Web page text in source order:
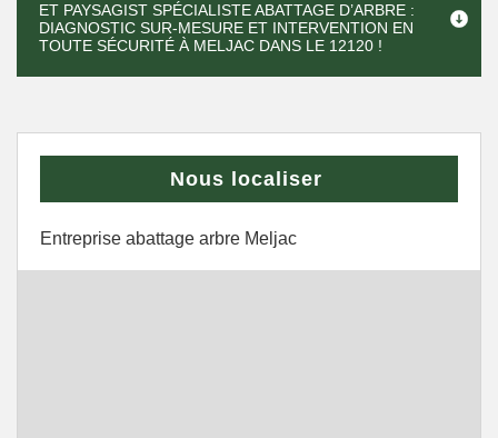
ET PAYSAGIST SPÉCIALISTE ABATTAGE D’ARBRE :
DIAGNOSTIC SUR-MESURE ET INTERVENTION EN
TOUTE SÉCURITÉ À MELJAC DANS LE 12120 !
Nous localiser
Entreprise abattage arbre Meljac